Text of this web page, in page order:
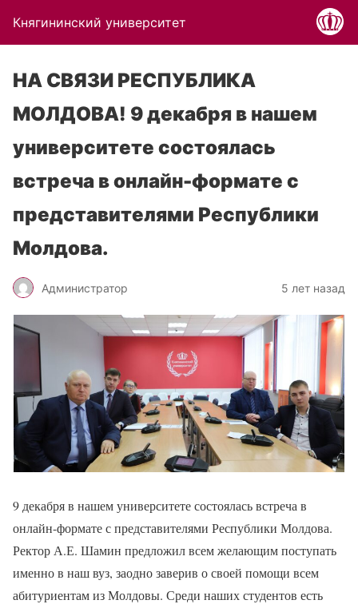
Княгининский университет
НА СВЯЗИ РЕСПУБЛИКА
МОЛДОВА! 9 декабря в нашем
университете состоялась
встреча в онлайн-формате с
представителями Республики
Молдова.
Администратор 5 лет назад
9 декабря в нашем университете состоялась встреча в
онлайн-формате с представителями Республики Молдова.
Ректор А.Е. Шамин предложил всем желающим поступать
именно в наш вуз, заодно заверив о своей помощи всем
абитуриентам из Молдовы. Среди наших студентов есть